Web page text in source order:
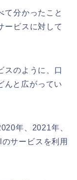
て分かったこと
ービスに対して
スのように、口
んと広がってい
年、2021年、
サービスを利用